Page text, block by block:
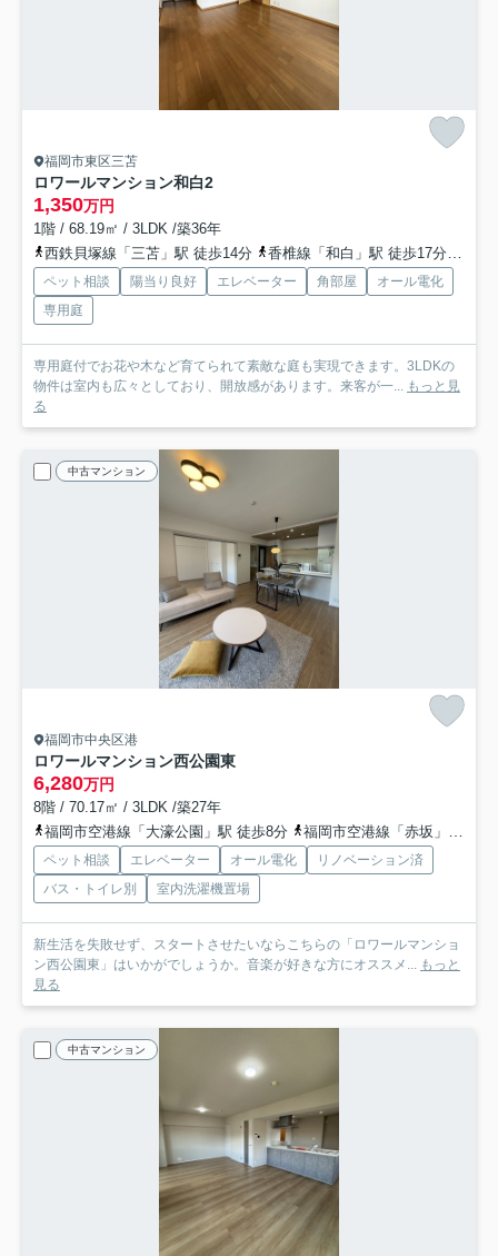
福岡市東区三苫
ロワールマンション和白2
1,350万円
1階 / 68.19㎡ / 3LDK /築36年
西鉄貝塚線「三苫」駅 徒歩14分
香椎線「和白」駅 徒歩17分
ペット相談 陽当り良好 エレベーター 角部屋
オール電化
専用庭
専用庭付でお花や木など育てられて素敵な庭も実現できます。3LDKの
物件は室内も広々としており、開放感があります。来客が一... もっと見
る
中古マンション
福岡市中央区港
ロワールマンション西公園東
6,280万円
8階 / 70.17㎡ / 3LDK /築27年
福岡市空港線「大濠公園」駅 徒歩8分
福岡市空港線「赤坂」駅 徒歩16分
ペット相談 エレベーター オール電化
リノベーション済
バス・トイレ別
室内洗濯機置場
新生活を失敗せず、スタートさせたいならこちらの「ロワールマンショ
ン西公園東」はいかがでしょうか。音楽が好きな方にオススメ... もっと
見る
中古マンション